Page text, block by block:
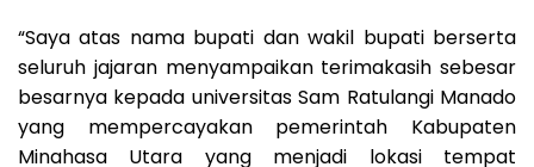
“Saya atas nama bupati dan wakil bupati berserta
seluruh jajaran menyampaikan terimakasih sebesar
besarnya kepada universitas Sam Ratulangi Manado
yang mempercayakan pemerintah Kabupaten
Minahasa Utara yang menjadi lokasi tempat